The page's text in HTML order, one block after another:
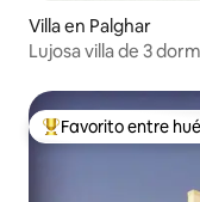
Villa en Palghar
Lujosa villa de 3
De los mejores en
Favorito entre